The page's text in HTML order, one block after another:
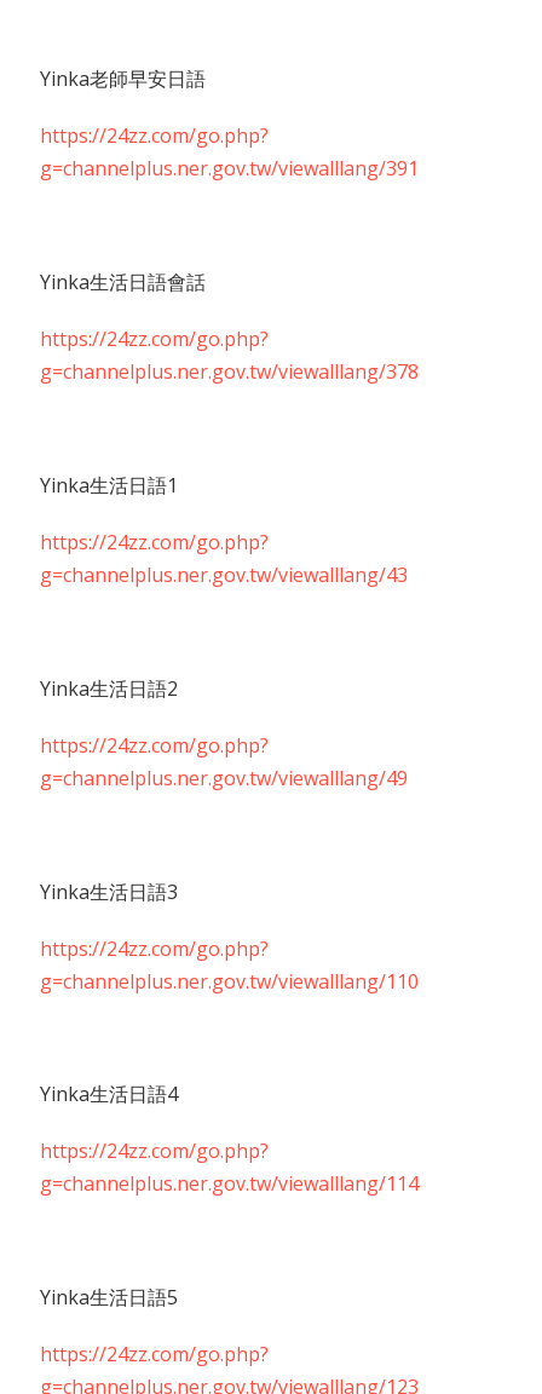
Yinka老師早安日語
https://24zz.com/go.php?
g=channelplus.ner.gov.tw/viewalllang/391
Yinka生活日語會話
https://24zz.com/go.php?
g=channelplus.ner.gov.tw/viewalllang/378
Yinka生活日語1
https://24zz.com/go.php?
g=channelplus.ner.gov.tw/viewalllang/43
Yinka生活日語2
https://24zz.com/go.php?
g=channelplus.ner.gov.tw/viewalllang/49
Yinka生活日語3
https://24zz.com/go.php?
g=channelplus.ner.gov.tw/viewalllang/110
Yinka生活日語4
https://24zz.com/go.php?
g=channelplus.ner.gov.tw/viewalllang/114
Yinka生活日語5
https://24zz.com/go.php?
g=channelplus.ner.gov.tw/viewalllang/123